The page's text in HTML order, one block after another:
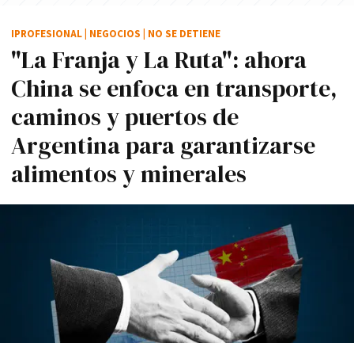
"La Franja y La Ruta": ahora
China se enfoca en transporte,
caminos y puertos de
Argentina para garantizarse
alimentos y minerales
IPROFESIONAL NEGOCIOS NO SE DETIENE